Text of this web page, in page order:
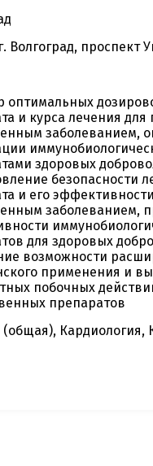
Волгоград, проспект
оптимальных
и курса лечения для
заболеванием,
здоровых
безопасности
и его
заболеванием,
для здоровых
возможности
применения и
побочных
препаратов
(общая), Кардиология,